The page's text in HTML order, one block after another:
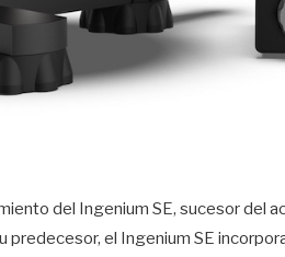
del Ingenium SE, sucesor del
predecesor, el Ingenium SE